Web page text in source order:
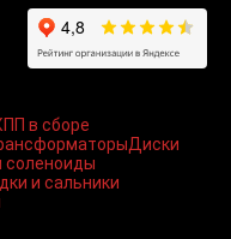
в сборе
Диски
соленоиды
и сальники